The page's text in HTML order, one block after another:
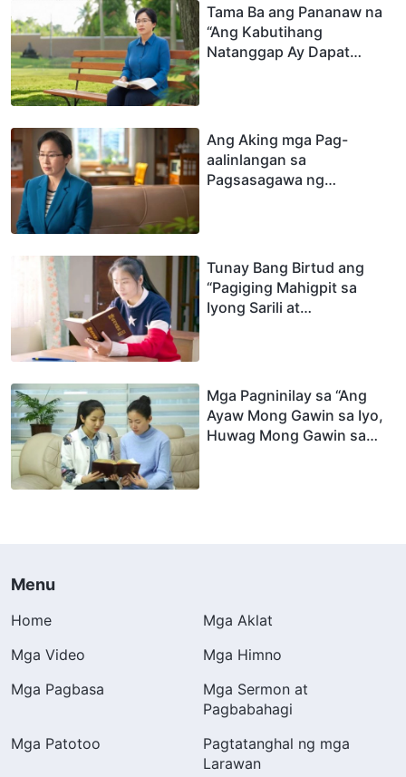
Tama Ba ang Pananaw na
“Ang Kabutihang
Natanggap Ay Dapat
Ang Aking mga Pag-
aalinlangan sa
Pagsasagawa ng
Tunay Bang Birtud ang
“Pagiging Mahigpit sa
Iyong Sarili at
Mga Pagninilay sa “Ang
Ayaw Mong Gawin sa Iyo,
Huwag Mong Gawin sa
Menu
Home
Mga Aklat
Mga Video
Mga Himno
Mga Pagbasa
Mga Sermon at
Pagbabahagi
Mga Patotoo
Pagtatanghal ng mga
Larawan